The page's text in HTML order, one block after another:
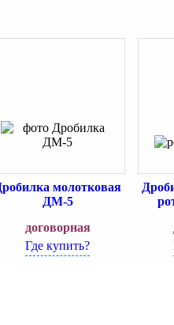
молотковая
ДМ-5
договорная
Где купить?